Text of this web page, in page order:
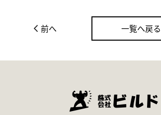
前へ 一覧へ戻る